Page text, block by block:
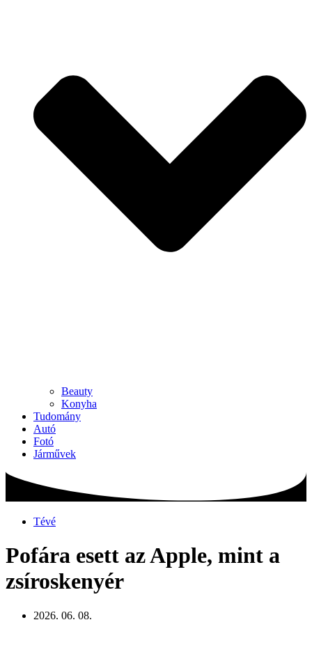
Beauty
Konyha
Tudomány
Autó
Fotó
Járművek
Tévé
Pofára esett az Apple, mint a
zsíroskenyér
2026. 06. 08.